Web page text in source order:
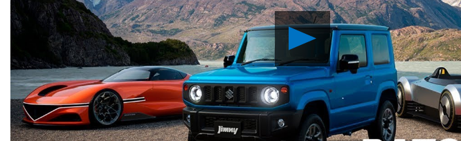
Video
abspielen